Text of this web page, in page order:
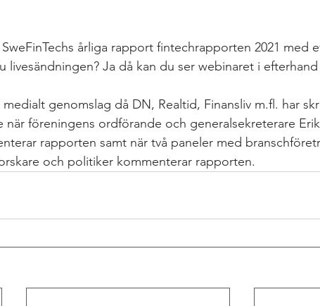
årliga rapport fintechrapporten 2021 med
livesändningen? Ja då kan du ser webinaret i efterhand
genomslag då DN, Realtid, Finansliv m.fl. har
när föreningens ordförande och generalsekreterare
rapporten samt när två paneler med
och politiker kommenterar rapporten.